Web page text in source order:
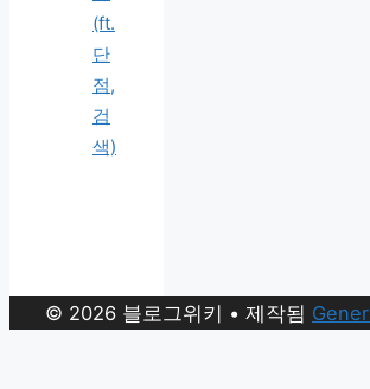
(ft.
단
점,
검
색)
© 2026 블로그위키 • 제작됨